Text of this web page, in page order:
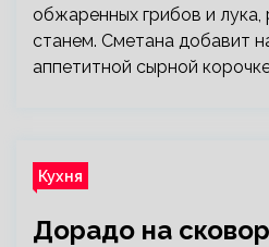
обжаренных грибов и лука,
станем. Сметана добавит
аппетитной сырной
Кухня
Дорадо на